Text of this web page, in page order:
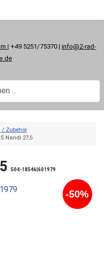
| +49 5251/75370 | info@2-rad-
/ Zubehör
Nandi 27,5
504-18546|601979
-50%